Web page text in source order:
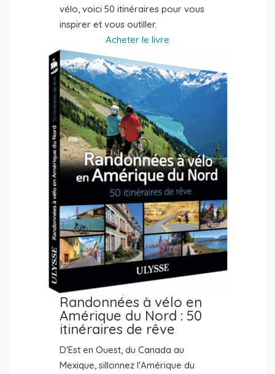
vélo, voici 50 itinéraires pour vous
inspirer et vous outiller.
Acheter le livre
Randonnées à vélo en
Amérique du Nord : 50
itinéraires de rêve
D'Est en Ouest, du Canada au
Mexique, sillonnez l'Amérique du